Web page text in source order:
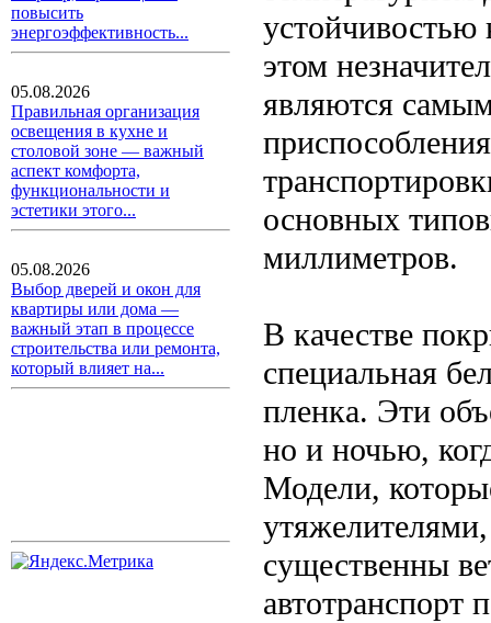
повысить
энергоэффективность...
05.08.2026
Правильная организация
освещения в кухне и
столовой зоне — важный
аспект комфорта,
функциональности и
эстетики этого...
05.08.2026
Выбор дверей и окон для
квартиры или дома —
важный этап в процессе
строительства или ремонта,
который влияет на...
этом
являются
основных
миллиметров.
В качестве
специальная
пленка. Эти
но и ночью,
Модели,
существенны
автотранспорт